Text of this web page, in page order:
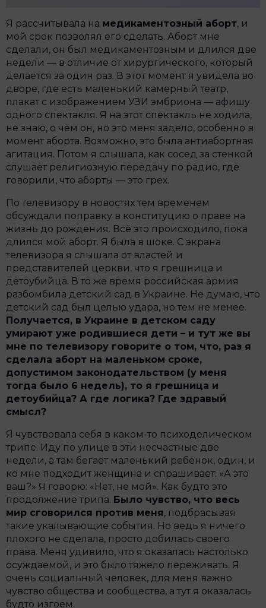
Я рассчитывала на медикаментозный аборт, и
мой срок позволял его сделать. Аборт мне
сделали, он был медикаментозным и длился две
недели — в отличие от хирургического, который
делается за один раз. В этот момент я увидела во
дворе, где есть маленький камерный театр,
плакат с изображением УЗИ эмбриона — афишу
одного спектакля. Я на этот спектакль не ходила,
не знаю, о чём он, но это меня задело, особенно в
момент аборта. Возможно, это была антиабортная
агитация. Потом я слышала, как сосед за стенкой
слушает религиозную передачу по радио, где
говорили, что аборты — это грех.
По телевизору в новостях тем временем
обсуждали поправку в конституцию о праве на
жизнь до рождения. Всё это происходило, пока
длился мой аборт. Я была в шоке. С экрана
телевизора я слышала от властей и
представителей церкви, что я грешница и
детоубийца. В то же время российская армия
разбомбила детский сад в Украине. Не думаю, что
детский сад был целью удара, но тем не менее.
Получается, в Украине в детском саду
умирают уже родившиеся дети – и тут же вы
мне по телевизору говорите о том, что, раз я
сделала аборт на маленьком сроке,
допустимом законодательством (у меня
тогда было 6 недель), то я грешница и
детоубийца? А где логика? Где здравый
смысл?
Я чувствовала себя в каком-то психоделическом
трипе. Иду по улице в эти несчастные две
недели, а там бегает маленький ребёнок, один, и
ко мне подходит женщина и спрашивает: «А это
ваш?» Я говорю: «Нет, не мой». Как будто это
продолжение трипа. Было чувство, что весь
мир сговорился против меня, подбрасывая
такие укалывающие события. Но ведь я ничего
плохого не сделала, просто добилась своего
права. Меня удивило, что я оказалась настолько
осуждаемой, и это было тяжело переживать. Я
очень социальный человек, для меня важно
чувство общества и сообщества, а тут я оказалась
будто изгоем.